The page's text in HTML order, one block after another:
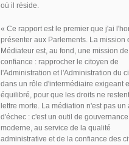
où il réside.
« Ce rapport est le premier que j'ai
présenter aux Parlements. La mission
Médiateur est, au fond, une mission de
confiance : rapprocher le citoyen de
l'Administration et l'Administration du
dans un rôle d'intermédiaire exigeant
équilibré, pour que les droits ne
lettre morte. La médiation n'est pas un
d'échec : c'est un outil de gouvernance
moderne, au service de la qualité
administrative et de la confiance des